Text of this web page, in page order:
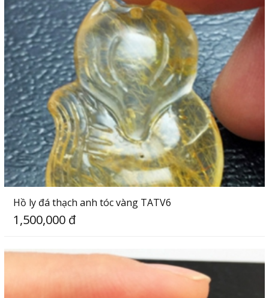
Hồ ly đá thạch anh tóc vàng TATV6
1,500,000 đ